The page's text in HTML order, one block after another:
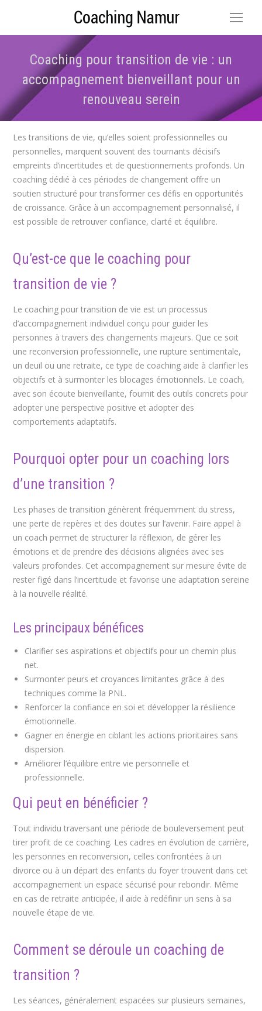
Coaching pour transition de vie : un
accompagnement bienveillant pour un
renouveau serein
Les transitions de vie, qu’elles soient professionnelles ou
personnelles, marquent souvent des tournants décisifs
empreints d’incertitudes et de questionnements profonds. Un
coaching dédié à ces périodes de changement offre un
soutien structuré pour transformer ces défis en opportunités
de croissance. Grâce à un accompagnement personnalisé, il
est possible de retrouver confiance, clarté et équilibre.
Qu’est-ce que le coaching pour
transition de vie ?
Le coaching pour transition de vie est un processus
d’accompagnement individuel conçu pour guider les
personnes à travers des changements majeurs. Que ce soit
une reconversion professionnelle, une rupture sentimentale,
un deuil ou une retraite, ce type de coaching aide à clarifier les
objectifs et à surmonter les blocages émotionnels. Le coach,
avec son écoute bienveillante, fournit des outils concrets pour
adopter une perspective positive et adopter des
comportements adaptatifs.
Pourquoi opter pour un coaching lors
d’une transition ?
Les phases de transition génèrent fréquemment du stress,
une perte de repères et des doutes sur l’avenir. Faire appel à
un coach permet de structurer la réflexion, de gérer les
émotions et de prendre des décisions alignées avec ses
valeurs profondes. Cet accompagnement sur mesure évite de
rester figé dans l’incertitude et favorise une adaptation sereine
à la nouvelle réalité.
Les principaux bénéfices
Clarifier ses aspirations et objectifs pour un chemin plus
net.
Surmonter peurs et croyances limitantes grâce à des
techniques comme la PNL.
Renforcer la confiance en soi et développer la résilience
émotionnelle.
Gagner en énergie en ciblant les actions prioritaires sans
dispersion.
Améliorer l’équilibre entre vie personnelle et
professionnelle.
Qui peut en bénéficier ?
Tout individu traversant une période de bouleversement peut
tirer profit de ce coaching. Les cadres en évolution de carrière,
les personnes en reconversion, celles confrontées à un
divorce ou à un départ des enfants du foyer trouvent dans cet
accompagnement un espace sécurisé pour rebondir. Même
en cas de retraite anticipée, il aide à redéfinir un sens à sa
nouvelle étape de vie.
Comment se déroule un coaching de
transition ?
Les séances, généralement espacées sur plusieurs semaines,